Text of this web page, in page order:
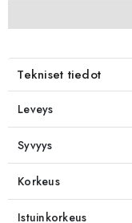
Tekniset tiedot
Leveys
Syvyys
Korkeus
Istuinkorkeus